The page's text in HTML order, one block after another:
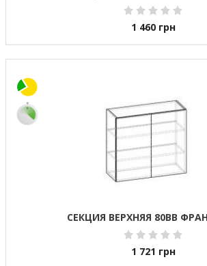
1 460 грн
СЕКЦИЯ ВЕРХНЯЯ 80ВВ
1 721 грн